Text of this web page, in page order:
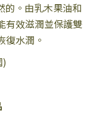
。由乳木果油和
有效滋潤並保護雙
復水潤。
)